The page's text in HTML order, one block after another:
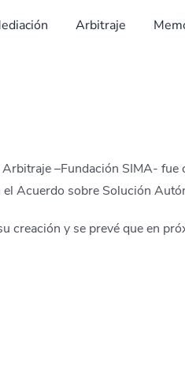
Arbitraje
–Fundación SIMA-
Acuerdo sobre Solución
creación y se prevé que en